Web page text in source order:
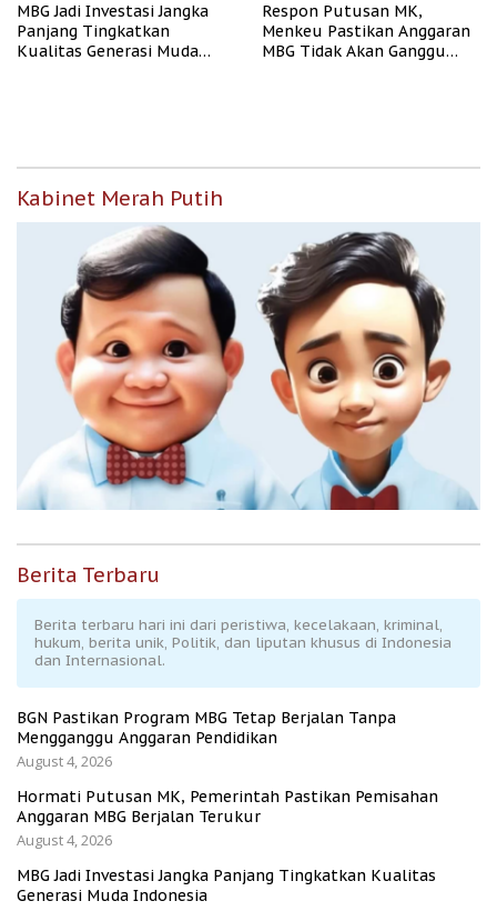
MBG Jadi Investasi Jangka
Panjang Tingkatkan
Kualitas Generasi Muda
Respon Putusan MK,
Menkeu Pastikan Anggaran
MBG Tidak Akan Ganggu
Kabinet Merah Putih
Berita Terbaru
Berita terbaru hari ini dari peristiwa, kecelakaan, kriminal,
hukum, berita unik, Politik, dan liputan khusus di Indonesia
dan Internasional.
BGN Pastikan Program MBG Tetap Berjalan Tanpa
Mengganggu Anggaran Pendidikan
August 4, 2026
Hormati Putusan MK, Pemerintah Pastikan Pemisahan
Anggaran MBG Berjalan Terukur
August 4, 2026
MBG Jadi Investasi Jangka Panjang Tingkatkan Kualitas
Generasi Muda Indonesia